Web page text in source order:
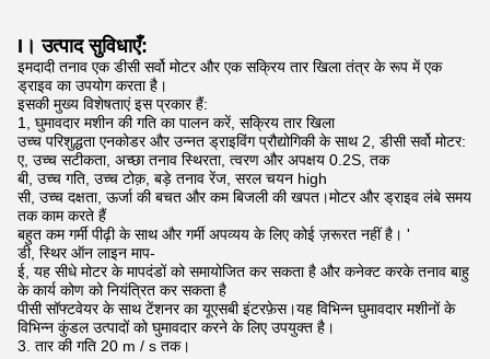
I। उत्पाद सुविधाएँ:
इमदादी तनाव एक डीसी सर्वो मोटर और एक सक्रिय तार खिला तंत्र के रूप में एक
ड्राइव का उपयोग करता है।
इसकी मुख्य विशेषताएं इस प्रकार हैं:
1, घुमावदार मशीन की गति का पालन करें, सक्रिय तार खिला
उच्च परिशुद्धता एनकोडर और उन्नत ड्राइविंग प्रौद्योगिकी के साथ 2, डीसी सर्वो मोटर:
ए, उच्च सटीकता, अच्छा तनाव स्थिरता, त्वरण और अपक्षय 0.2S, तक
बी, उच्च गति, उच्च टोक़, बड़े तनाव रेंज, सरल चयन high
सी, उच्च दक्षता, ऊर्जा की बचत और कम बिजली की खपत।मोटर और ड्राइव लंबे समय
तक काम करते हैं
बहुत कम गर्मी पीढ़ी के साथ और गर्मी अपव्यय के लिए कोई ज़रूरत नहीं है। '
डी, स्थिर ऑन लाइन माप-
ई, यह सीधे मोटर के मापदंडों को समायोजित कर सकता है और कनेक्ट करके तनाव बाहु
के कार्य कोण को नियंत्रित कर सकता है
पीसी सॉफ्टवेयर के साथ टेंशनर का यूएसबी इंटरफ़ेस।यह विभिन्न घुमावदार मशीनों के
विभिन्न कुंडल उत्पादों को घुमावदार करने के लिए उपयुक्त है।
3. तार की गति 20 m / s तक।